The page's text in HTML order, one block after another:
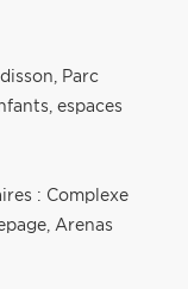
Parc
espaces
: Complexe
Arenas